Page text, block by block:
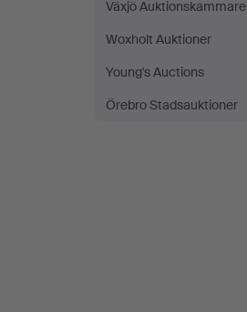
Växjö Auktionskammare
Woxholt Auktioner
Young's Auctions
Örebro Stadsauktioner